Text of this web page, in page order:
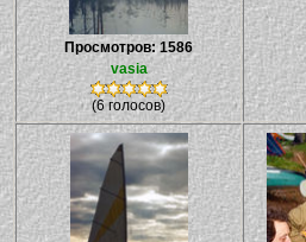
Просмотров: 1586
vasia
(6 голосов)